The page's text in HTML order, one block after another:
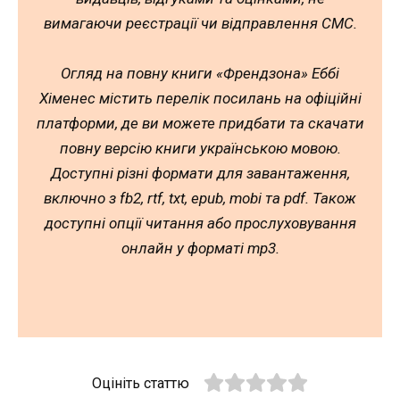
вимагаючи реєстрації чи відправлення СМС.
Огляд на повну книги «Френдзона» Еббі
Хіменес містить перелік посилань на офіційні
платформи, де ви можете придбати та скачати
повну версію книги українською мовою.
Доступні різні формати для завантаження,
включно з fb2, rtf, txt, epub, mobi та pdf. Також
доступні опції читання або прослуховування
онлайн у форматі mp3.
Оцініть статтю